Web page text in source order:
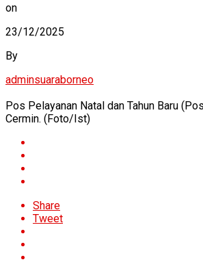
on
23/12/2025
By
adminsuaraborneo
Pos Pelayanan Natal dan Tahun Baru
Cermin. (Foto/Ist)
Share
Tweet